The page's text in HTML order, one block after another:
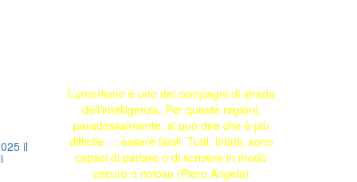
il
L’umorismo è uno dei compagni di strada
dell’intelligenza. Per queste ragioni,
paradossalmente, si può dire che è più
difficile … essere facili. Tutti, infatti, sono
capaci di parlare o di scrivere in modo
oscuro o noioso (Piero Angela)